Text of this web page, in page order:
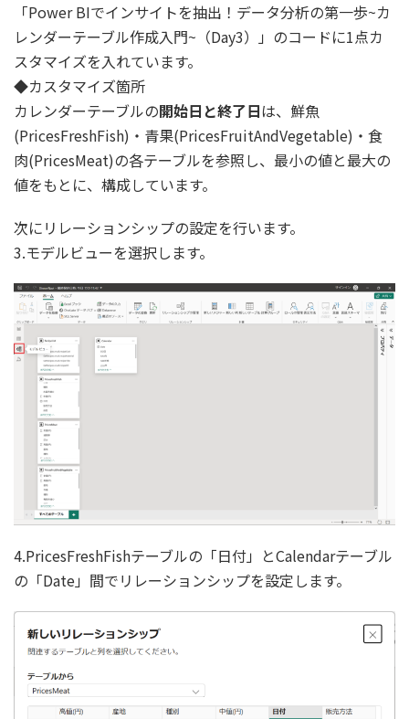
「Power BIでインサイトを抽出！データ分析の第一歩~カ
レンダーテーブル作成入門~（Day3）」のコードに1点カ
スタマイズを入れています。
◆カスタマイズ箇所
カレンダーテーブルの開始日と終了日は、鮮魚
(PricesFreshFish)・青果(PricesFruitAndVegetable)・食
肉(PricesMeat)の各テーブルを参照し、最小の値と最大の
値をもとに、構成しています。
次にリレーションシップの設定を行います。
3.モデルビューを選択します。
4.PricesFreshFishテーブルの「日付」とCalendarテーブル
の「Date」間でリレーションシップを設定します。